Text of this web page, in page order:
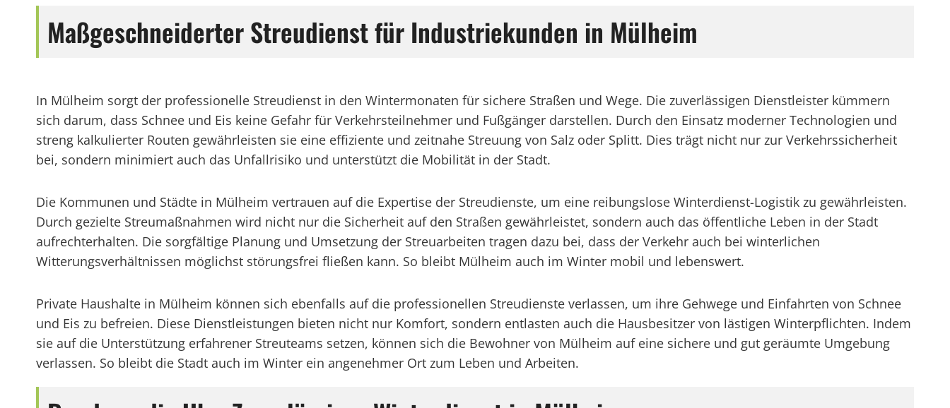
Maßgeschneiderter Streudienst für Industriekunden in Mülheim
In Mülheim sorgt der professionelle Streudienst in den Wintermonaten für sichere Straßen und Wege. Die zuverlässigen Dienstleister kümmern
sich darum, dass Schnee und Eis keine Gefahr für Verkehrsteilnehmer und Fußgänger darstellen. Durch den Einsatz moderner Technologien und
streng kalkulierter Routen gewährleisten sie eine effiziente und zeitnahe Streuung von Salz oder Splitt. Dies trägt nicht nur zur Verkehrssicherheit
bei, sondern minimiert auch das Unfallrisiko und unterstützt die Mobilität in der Stadt.
Die Kommunen und Städte in Mülheim vertrauen auf die Expertise der Streudienste, um eine reibungslose Winterdienst-Logistik zu gewährleisten.
Durch gezielte Streumaßnahmen wird nicht nur die Sicherheit auf den Straßen gewährleistet, sondern auch das öffentliche Leben in der Stadt
aufrechterhalten. Die sorgfältige Planung und Umsetzung der Streuarbeiten tragen dazu bei, dass der Verkehr auch bei winterlichen
Witterungsverhältnissen möglichst störungsfrei fließen kann. So bleibt Mülheim auch im Winter mobil und lebenswert.
Private Haushalte in Mülheim können sich ebenfalls auf die professionellen Streudienste verlassen, um ihre Gehwege und Einfahrten von Schnee
und Eis zu befreien. Diese Dienstleistungen bieten nicht nur Komfort, sondern entlasten auch die Hausbesitzer von lästigen Winterpflichten. Indem
sie auf die Unterstützung erfahrener Streuteams setzen, können sich die Bewohner von Mülheim auf eine sichere und gut geräumte Umgebung
verlassen. So bleibt die Stadt auch im Winter ein angenehmer Ort zum Leben und Arbeiten.